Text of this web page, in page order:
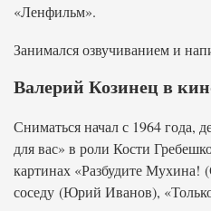
«Ленфильм».
Занимался озвучиванием и
Валерий Козинец в
Сниматься начал с 1964 года,
для вас» в роли Кости
картинах «Разбудите Мухина!
соседу (Юрий Иванов),